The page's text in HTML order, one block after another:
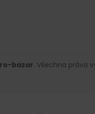
bazar. Všechna práva